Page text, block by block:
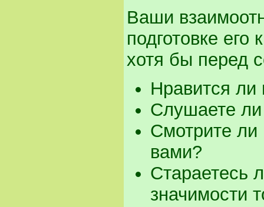
Ваши
подготовке его
хотя бы перед
Нравится
Слушаете ли
Смотрите ли
вами?
Стараетесь
значимости